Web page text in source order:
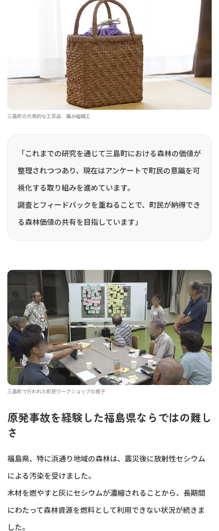
三島町の代表的な工芸品 編み組細工
「これまでの研究を通じて三島町における森林の価値が
整理されつつあり、現在はアンケートで町民の意識を可
視化する取り組みを進めています。
調査とフィードバックを重ねることで、町民が納得でき
る森林価値の共有を目指しています」
三島町で行われた町民ワークショップの様子
原発事故を経験した福島県ならではの難し
さ
福島県、特に浜通り地域の森林は、震災後に放射性セシウム
による汚染を受けました。
木材を燃やすと灰にセシウムが濃縮されることから、長期間
にわたって森林資源を燃料として利用できない状況が続きま
した。